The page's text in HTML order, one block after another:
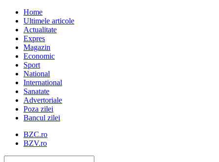
Home
Ultimele articole
Actualitate
Expres
Magazin
Economic
Sport
National
International
Sanatate
Advertoriale
Poza zilei
Bancul zilei
BZC.ro
BZV.ro